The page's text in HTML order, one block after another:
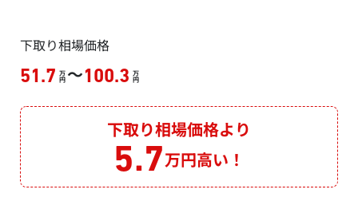
下取り相場価格
51.7 万
円 ～100.3 万
円
下取り相場価格より
5.7万円高い！